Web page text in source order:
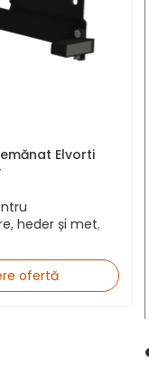
Elvorti
heder și met,
ofertă